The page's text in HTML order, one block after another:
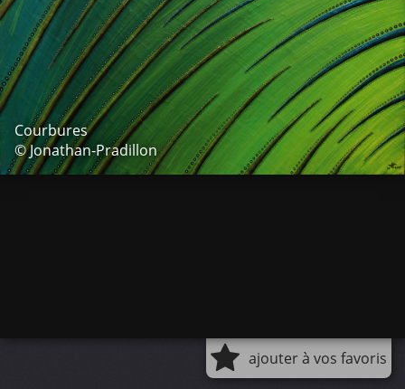
Courbures
© Jonathan-Pradillon
ajouter à vos favoris